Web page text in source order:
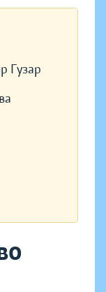
Гузар